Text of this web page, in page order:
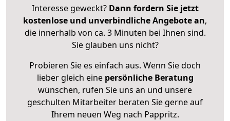
Interesse geweckt? Dann fordern Sie jetzt
kostenlose und unverbindliche Angebote an,
die innerhalb von ca. 3 Minuten bei Ihnen sind.
Sie glauben uns nicht?
Probieren Sie es einfach aus. Wenn Sie doch
lieber gleich eine persönliche Beratung
wünschen, rufen Sie uns an und unsere
geschulten Mitarbeiter beraten Sie gerne auf
Ihrem neuen Weg nach Pappritz.